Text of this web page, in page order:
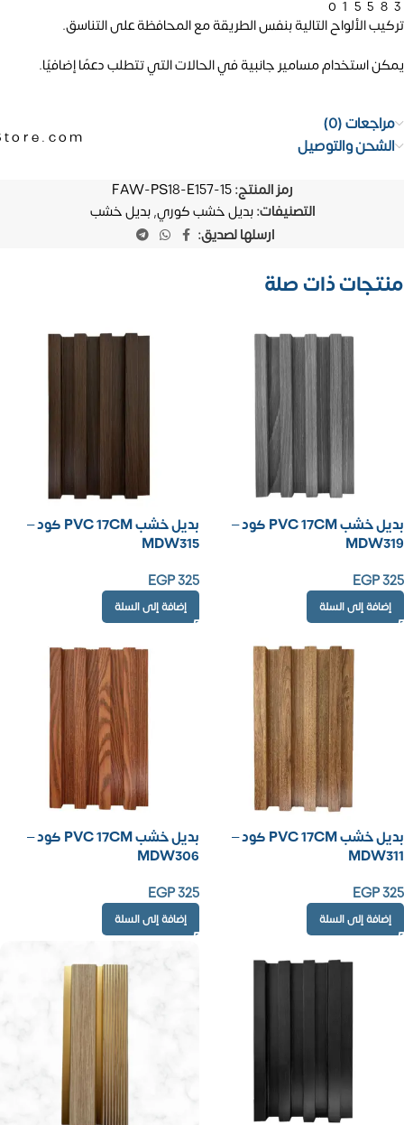
تركيب الألواح التالية بنفس الطريقة مع المحافظة على التناسق.
يمكن استخدام مسامير جانبية في الحالات التي تتطلب دعمًا إضافيًا.
مراجعات (0)
الشحن والتوصيل
رمز المنتج:FAW-PS18-E157-15
التصنيفات:بديل خشب كوري,بديل خشب
ارسلها لصديق:
منتجات ذات صلة
بديل خشب PVC 17CM كود –
MDW319
EGP325
إضافة إلى السلة
بديل خشب PVC 17CM كود –
MDW315
EGP325
إضافة إلى السلة
بديل خشب PVC 17CM كود –
MDW311
EGP325
إضافة إلى السلة
بديل خشب PVC 17CM كود –
MDW306
EGP325
إضافة إلى السلة